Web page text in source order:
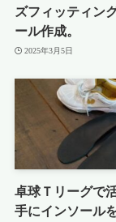
ズフィッティン
ール作成。
2025年3月5日
卓球Ｔリーグで
手にインソール